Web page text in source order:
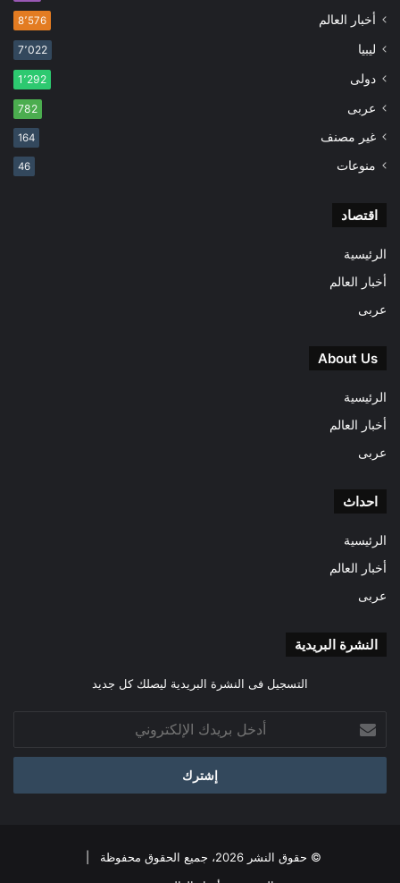
أخبار العالم 8٬576
ليبيا 7٬022
دولى 1٬292
عربى 782
غير مصنف 164
منوعات 46
اقتصاد
الرئيسية
أخبار العالم
عربى
About Us
الرئيسية
أخبار العالم
عربى
احداث
الرئيسية
أخبار العالم
عربى
النشرة البريدية
التسجيل فى النشرة البريدية ليصلك كل جديد
بريدك
الإلكتروني
© حقوق النشر 2026، جميع الحقوق محفوظة |